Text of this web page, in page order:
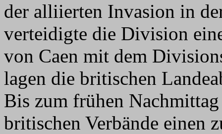
der alliierten Invasion in
verteidigte die Division
von Caen mit dem
lagen die britischen
Bis zum frühen
britischen Verbände einen